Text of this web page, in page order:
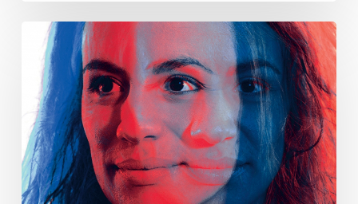
Promotie
Lauriane
Spreij